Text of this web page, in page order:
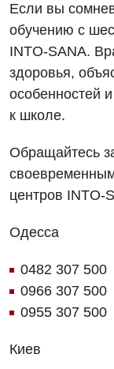
Если вы
обучению с
INTO-SANA.
здоровья,
особенностей
к школе.
Обращайтесь
центров INTO-
Одесса
0482 307 500
0966 307 500
0955 307 500
Киев